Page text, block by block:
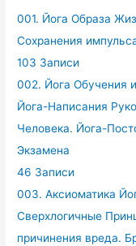
001. Йога Образа
Сохранения
103 Записи
002. Йога Обучения
Йога-Написания
Человека. Йога-
Экзамена
46 Записи
003. Аксиоматика
Сверхлогичные
причинения вреда.